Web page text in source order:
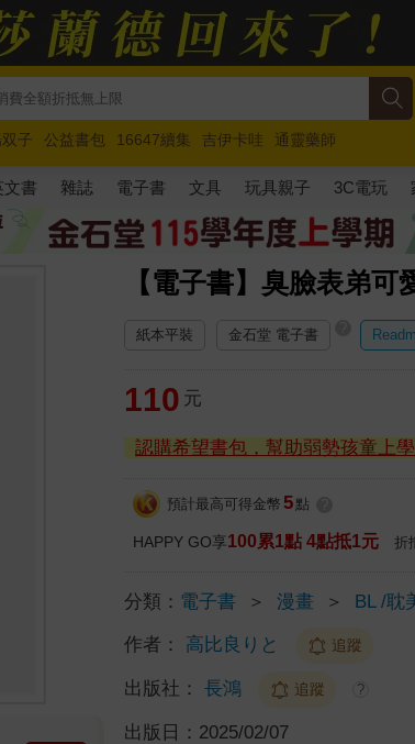
子 公益書包 16647續集 吉伊卡哇
通靈藥師
作 馬斯克 玩具總動員5 超慢跑
文書 雜誌 電子書 文具 玩具親子 3C電玩
【電子書】臭臉表弟
紙本平裝 金石堂 電子書
110 元
認購希望書包，幫助弱勢孩童上學
預計最高可得金幣 5 點
HAPPY GO享100累1點 4點抵1元 折
分類： 電子書 ＞ 漫畫 ＞ BL /耽
作者： 高比良りと 追蹤
出版社： 長鴻 追蹤 ?
出版日： 2025/02/07